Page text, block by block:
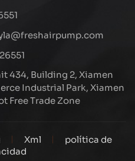
ventas profesional y un
cómo actualizar
a través de la
crecientes necesidades
de la compañía en la
compresores de alta
producimos, incluidas
434, Building 2, Xiamen
Industrial Park, Xiamen
Free Trade Zone
Xml
política de